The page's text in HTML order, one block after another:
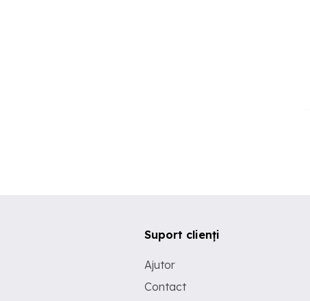
Suport clienți
Ajutor
Contact